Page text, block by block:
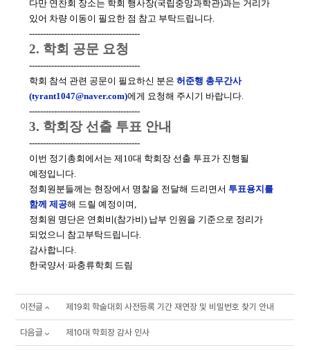
다만 연찬회 장소는 학회 행사장(국립중앙과학관)과는 거리가
있어 차량 이동이 필요한 점 참고 부탁드립니다.
----------------------------------------
2. 학회 공문 요청
----------------------------------------
학회 참석 관련 공문이 필요하신 분은허준행 총무간사
(tyrant1047@naver.com)에게 요청해 주시기 바랍니다.
----------------------------------------
3. 학회장 선출 투표 안내
----------------------------------------
이번 정기총회에서는 제10대 학회장 선출 투표가 진행될
예정입니다.
정회원분들께는 현장에서 명찰을 전달해 드리면서 투표용지를
함께 제공해 드릴 예정이며,
정회원 명단은 연회비(참가비) 납부 인원을 기준으로 정리가
되었으니 참고부탁드립니다.
감사합니다.
한국양서·파충류학회 드림
이전글 제19회 학술대회 사전등록 기간 재연장 및 비밀번호 찾기 안내
다음글 제10대 학회장 감사 인사